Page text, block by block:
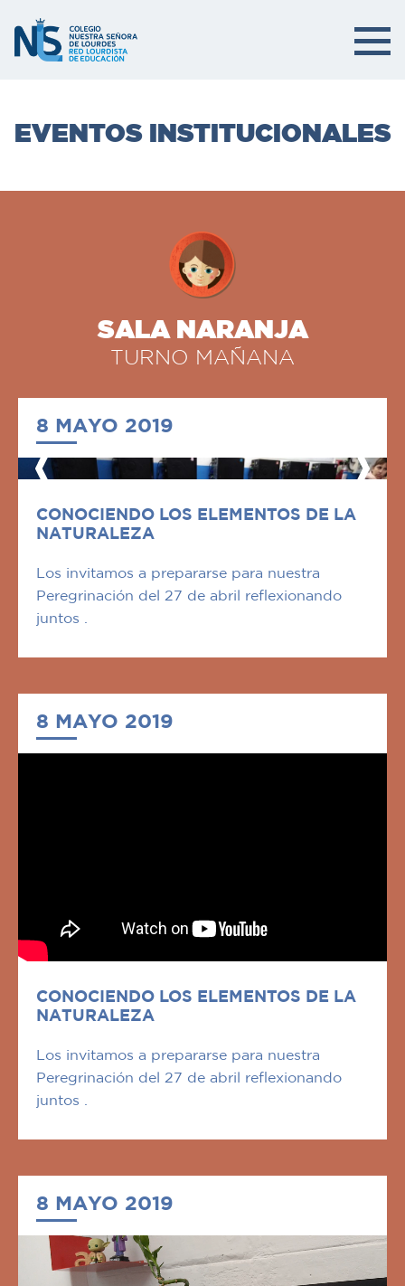
EVENTOS INSTITUCIONALES
SALA NARANJA
TURNO MAÑANA
8 MAYO 2019
CONOCIENDO LOS ELEMENTOS DE LA
NATURALEZA
Los invitamos a prepararse para nuestra
Peregrinación del 27 de abril reflexionando
juntos .
8 MAYO 2019
CONOCIENDO LOS ELEMENTOS DE LA
NATURALEZA
Los invitamos a prepararse para nuestra
Peregrinación del 27 de abril reflexionando
juntos .
8 MAYO 2019